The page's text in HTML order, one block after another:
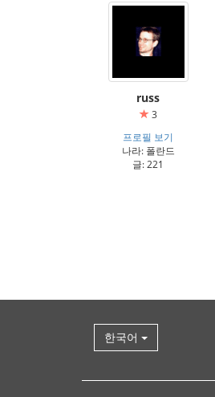
russ
3
프로필 보기
나라: 폴란드
글: 221
한국어